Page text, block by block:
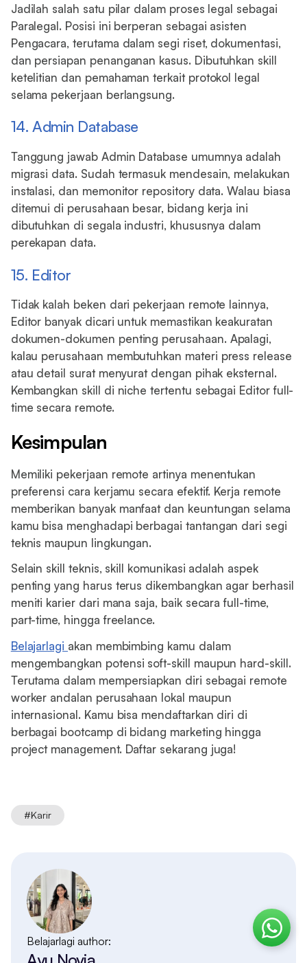
Jadilah salah satu pilar dalam proses legal sebagai
Paralegal. Posisi ini berperan sebagai asisten
Pengacara, terutama dalam segi riset, dokumentasi,
dan persiapan penanganan kasus. Dibutuhkan skill
ketelitian dan pemahaman terkait protokol legal
selama pekerjaan berlangsung.
14. Admin Database
Tanggung jawab Admin Database umumnya adalah
migrasi data. Sudah termasuk mendesain, melakukan
instalasi, dan memonitor repository data. Walau biasa
ditemui di perusahaan besar, bidang kerja ini
dibutuhkan di segala industri, khususnya dalam
perekapan data.
15. Editor
Tidak kalah beken dari pekerjaan remote lainnya,
Editor banyak dicari untuk memastikan keakuratan
dokumen-dokumen penting perusahaan. Apalagi,
kalau perusahaan membutuhkan materi press release
atau detail surat menyurat dengan pihak eksternal.
Kembangkan skill di niche tertentu sebagai Editor full-
time secara remote.
Kesimpulan
Memiliki pekerjaan remote artinya menentukan
preferensi cara kerjamu secara efektif. Kerja remote
memberikan banyak manfaat dan keuntungan selama
kamu bisa menghadapi berbagai tantangan dari segi
teknis maupun lingkungan.
Selain skill teknis, skill komunikasi adalah aspek
penting yang harus terus dikembangkan agar berhasil
meniti karier dari mana saja, baik secara full-time,
part-time, hingga freelance.
Belajarlagi akan membimbing kamu dalam
mengembangkan potensi soft-skill maupun hard-skill.
Terutama dalam mempersiapkan diri sebagai remote
worker andalan perusahaan lokal maupun
internasional. Kamu bisa mendaftarkan diri di
berbagai bootcamp di bidang marketing hingga
project management. Daftar sekarang juga!
#Karir
Belajarlagi author: